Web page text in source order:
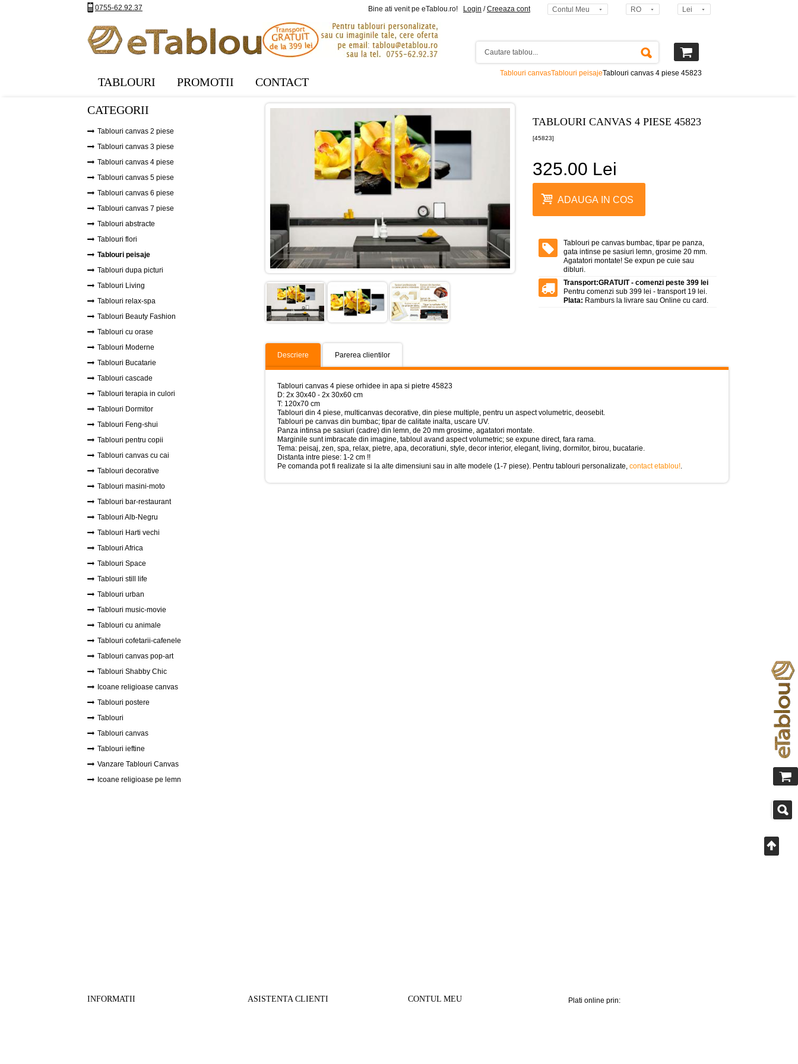
0755-62.92.37 Bine ati venit pe eTablou.ro! Login /Creeaza cont Contul Meu RO Lei
TABLOURI PROMOTII CONTACT
Tablouri canvasTablouri peisajeTablouri canvas 4 piese 45823
TABLOURI CANVAS 4 PIESE 45823
[45823]
325.00 Lei
ADAUGA IN COS
Tablouri pe canvas bumbac, tipar pe panza,
gata intinse pe sasiuri lemn, grosime 20 mm.
Agatatori montate! Se expun pe cuie sau
dibluri.
Transport:GRATUIT - comenzi peste 399 lei
Pentru comenzi sub 399 lei - transport 19 lei.
Plata: Ramburs la livrare sau Online cu card.
Descriere Parerea clientilor
Tablouri canvas 4 piese orhidee in apa si pietre 45823
D: 2x 30x40 - 2x 30x60 cm
T: 120x70 cm
Tablouri din 4 piese, multicanvas decorative, din piese multiple, pentru un aspect volumetric, deosebit.
Tablouri pe canvas din bumbac; tipar de calitate inalta, uscare UV.
Panza intinsa pe sasiuri (cadre) din lemn, de 20 mm grosime, agatatori montate.
Marginile sunt imbracate din imagine, tabloul avand aspect volumetric; se expune direct, fara rama.
Tema: peisaj, zen, spa, relax, pietre, apa, decoratiuni, style, decor interior, elegant, living, dormitor, birou, bucatarie.
Distanta intre piese: 1-2 cm !!
Pe comanda pot fi realizate si la alte dimensiuni sau in alte modele (1-7 piese). Pentru tablouri personalizate, contact etablou!.
CATEGORII
Tablouri canvas 2 piese
Tablouri canvas 3 piese
Tablouri canvas 4 piese
Tablouri canvas 5 piese
Tablouri canvas 6 piese
Tablouri canvas 7 piese
Tablouri abstracte
Tablouri flori
Tablouri peisaje
Tablouri dupa picturi
Tablouri Living
Tablouri relax-spa
Tablouri Beauty Fashion
Tablouri cu orase
Tablouri Moderne
Tablouri Bucatarie
Tablouri cascade
Tablouri terapia in culori
Tablouri Dormitor
Tablouri Feng-shui
Tablouri pentru copii
Tablouri canvas cu cai
Tablouri decorative
Tablouri masini-moto
Tablouri bar-restaurant
Tablouri Alb-Negru
Tablouri Harti vechi
Tablouri Africa
Tablouri Space
Tablouri still life
Tablouri urban
Tablouri music-movie
Tablouri cu animale
Tablouri cofetarii-cafenele
Tablouri canvas pop-art
Tablouri Shabby Chic
Icoane religioase canvas
Tablouri postere
Tablouri
Tablouri canvas
Tablouri ieftine
Vanzare Tablouri Canvas
Icoane religioase pe lemn
INFORMATII ASISTENTA CLIENTI CONTUL MEU Plati online prin: